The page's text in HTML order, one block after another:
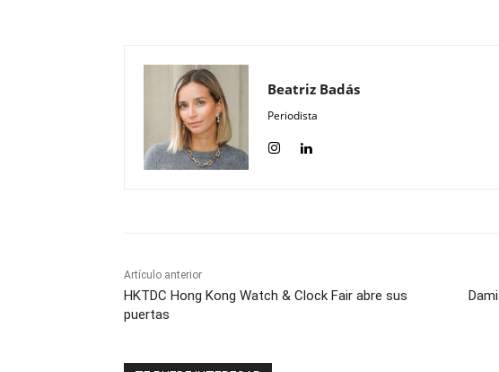
Beatriz Badás
Periodista
Artículo anterior
HKTDC Hong Kong Watch & Clock Fair abre sus
puertas